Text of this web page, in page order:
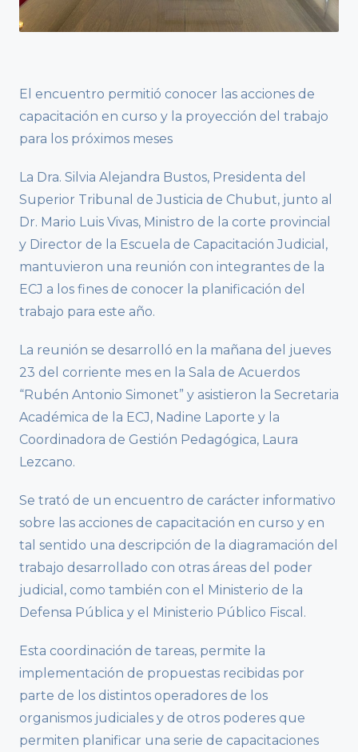
El encuentro permitió conocer las acciones de
capacitación en curso y la proyección del trabajo
para los próximos meses
La Dra. Silvia Alejandra Bustos, Presidenta del
Superior Tribunal de Justicia de Chubut, junto al
Dr. Mario Luis Vivas, Ministro de la corte provincial
y Director de la Escuela de Capacitación Judicial,
mantuvieron una reunión con integrantes de la
ECJ a los fines de conocer la planificación del
trabajo para este año.
La reunión se desarrolló en la mañana del jueves
23 del corriente mes en la Sala de Acuerdos
“Rubén Antonio Simonet” y asistieron la Secretaria
Académica de la ECJ, Nadine Laporte y la
Coordinadora de Gestión Pedagógica, Laura
Lezcano.
Se trató de un encuentro de carácter informativo
sobre las acciones de capacitación en curso y en
tal sentido una descripción de la diagramación del
trabajo desarrollado con otras áreas del poder
judicial, como también con el Ministerio de la
Defensa Pública y el Ministerio Público Fiscal.
Esta coordinación de tareas, permite la
implementación de propuestas recibidas por
parte de los distintos operadores de los
organismos judiciales y de otros poderes que
permiten planificar una serie de capacitaciones